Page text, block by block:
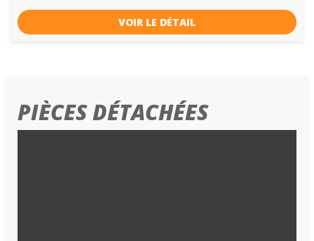
VOIR LE DÉTAIL
PIÈCES DÉTACHÉES